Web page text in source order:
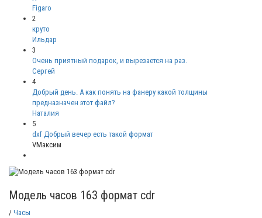
Figaro
2
круто
Ильдар
3
Очень приятный подарок, и вырезается на раз.
Сергей
4
Добрый день. А как понять на фанеру какой толщины
предназначен этот файл?
Наталия
5
dxf Добрый вечер есть такой формат
VМаксим
Модель часов 163 формат cdr
/ Часы